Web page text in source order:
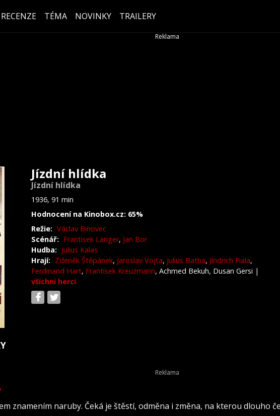
RECENZE TÉMA NOVINKY TRAILERY
Jízdní hlídka
Jízdní hlídka
1936, 91 min
Hodnocení na Kinobox.cz: 65%
Režie: Václav Binovec
Scénář: Frantisek Langer, Jan Bor
Hudba: Julius Kalas
Hrají: Zdeněk Štěpánek, Jaroslav Vojta, Julius Batha, Jindrich Fiala,
Ferdinand Hart, Frantisek Kreuzmann, Achmed Bekuh, Dusan Gersi |
všichni herci
znamením naruby. Čeká je štěstí, odměna i změna, na kterou dlouho